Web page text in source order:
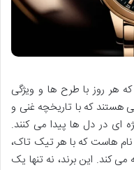
هر روز با طرح ها و ویژگی
هستند که با تاریخچه غنی و
ای در دل ها پیدا می کنند.
هاست که با هر تیک تاک،
می کند. این برند، نه تنها یک